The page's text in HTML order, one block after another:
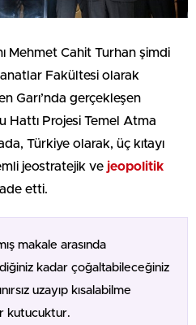
Mehmet Cahit Turhan şimdi
Fakültesi olarak
Garı’nda gerçekleşen
Hattı Projesi Temel Atma
Türkiye olarak, üç kıtayı
jeostratejik ve jeopolitik
etti.
makale arasında
kadar çoğaltabileceğiniz
uzayıp kısalabilme
kutucuktur.